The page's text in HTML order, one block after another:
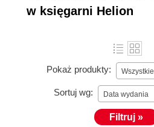
w księgarni Helion
Pokaż produkty: Wszystkie
Sortuj wg: Data wydania
Filtruj »